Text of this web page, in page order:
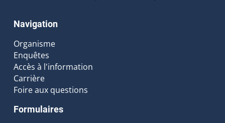
Navigation
Organisme
Enquêtes
Accès à l'information
Carrière
Foire aux questions
Formulaires